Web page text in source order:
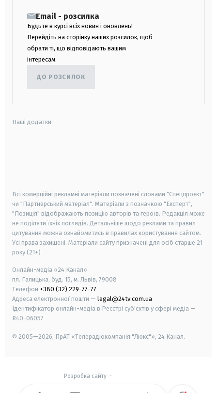
Email - розсилка
Будьте в курсі всіх новин і оновлень!
Перейдіть на сторінку наших розсилок, щоб
обрати ті, що відповідають вашим
інтересам.
ДО РОЗСИЛОК
Наші додатки:
Всі комерційні рекламні матеріали позначені словами "Спецпроєкт"
чи "Партнерський матеріал". Матеріали з позначкою "Експерт",
"Позиція" відображають позицію авторів та героїв. Редакція може
не поділяти їхніх поглядів. Детальніше щодо реклами та правил
цитування можна ознайомитись в правилах користування сайтом.
Усі права захищені. Матеріали сайту призначені для осіб старше 21
року (21+)
Онлайн-медіа «24 Канал»
пл. Галицька, буд. 15, м. Львів, 79008
Телефон +380 (32) 229-77-77
Адреса електронної пошти — legal@24tv.com.ua
Ідентифікатор онлайн-медіа в Реєстрі суб'єктів у сфері медіа —
R40-06057
© 2005—2026, ПрАТ «Телерадіокомпанія "Люкс"», 24 Канал.
Розробка сайту-